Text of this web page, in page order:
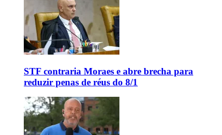
STF contraria Moraes e abre brecha para
reduzir penas de réus do 8/1